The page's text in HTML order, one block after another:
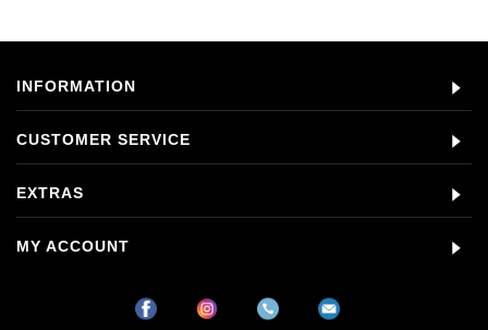
INFORMATION
CUSTOMER SERVICE
EXTRAS
MY ACCOUNT